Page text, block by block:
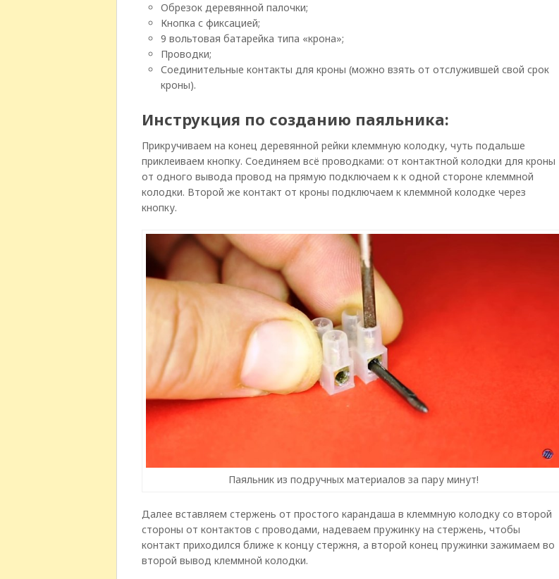
Обрезок деревянной палочки;
Кнопка с фиксацией;
9 вольтовая батарейка типа «крона»;
Проводки;
Соединительные контакты для кроны (можно взять от отслужившей свой срок
кроны).
Инструкция по созданию паяльника:
Прикручиваем на конец деревянной рейки клеммную колодку, чуть подальше
приклеиваем кнопку. Соединяем всё проводками: от контактной колодки для кроны
от одного вывода провод на прямую подключаем к к одной стороне клеммной
колодки. Второй же контакт от кроны подключаем к клеммной колодке через
кнопку.
Паяльник из подручных материалов за пару минут!
Далее вставляем стержень от простого карандаша в клеммную колодку со второй
стороны от контактов с проводами, надеваем пружинку на стержень, чтобы
контакт приходился ближе к концу стержня, а второй конец пружинки зажимаем во
второй вывод клеммной колодки.